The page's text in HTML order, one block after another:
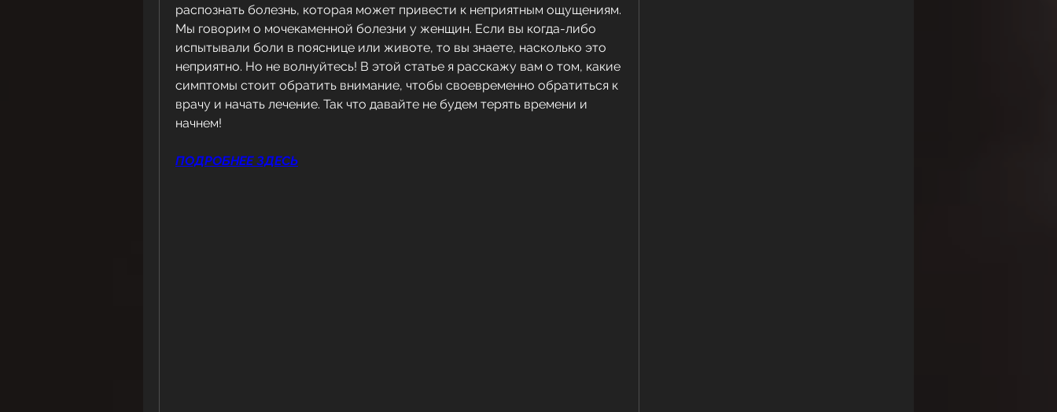
распознать болезнь, которая может привести к неприятным ощущениям.
Мы говорим о мочекаменной болезни у женщин. Если вы когда-либо
испытывали боли в пояснице или животе, то вы знаете, насколько это
неприятно. Но не волнуйтесь! В этой статье я расскажу вам о том, какие
симптомы стоит обратить внимание, чтобы своевременно обратиться к
врачу и начать лечение. Так что давайте не будем терять времени и
начнем!
ПОДРОБНЕЕ ЗДЕСЬ